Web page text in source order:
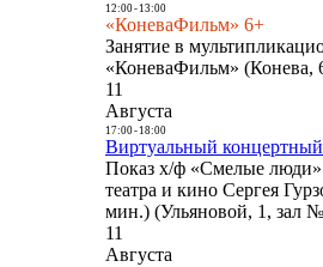
12:00- 13:00
«КоневаФильм» 6+
Занятие в
«КоневаФильм» (Конева,
11
Августа
17:00- 18:00
Виртуальный концертный
Показ х/ф «Смелые люди»
театра и кино Сергея
мин.) (Ульяновой, 1, зал
11
Августа